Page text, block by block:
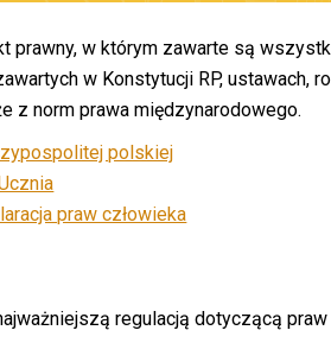
prawny, w którym zawarte są
w Konstytucji RP,
z norm prawa międzynarodowego.
polskiej
praw człowieka
regulacją dotyczącą